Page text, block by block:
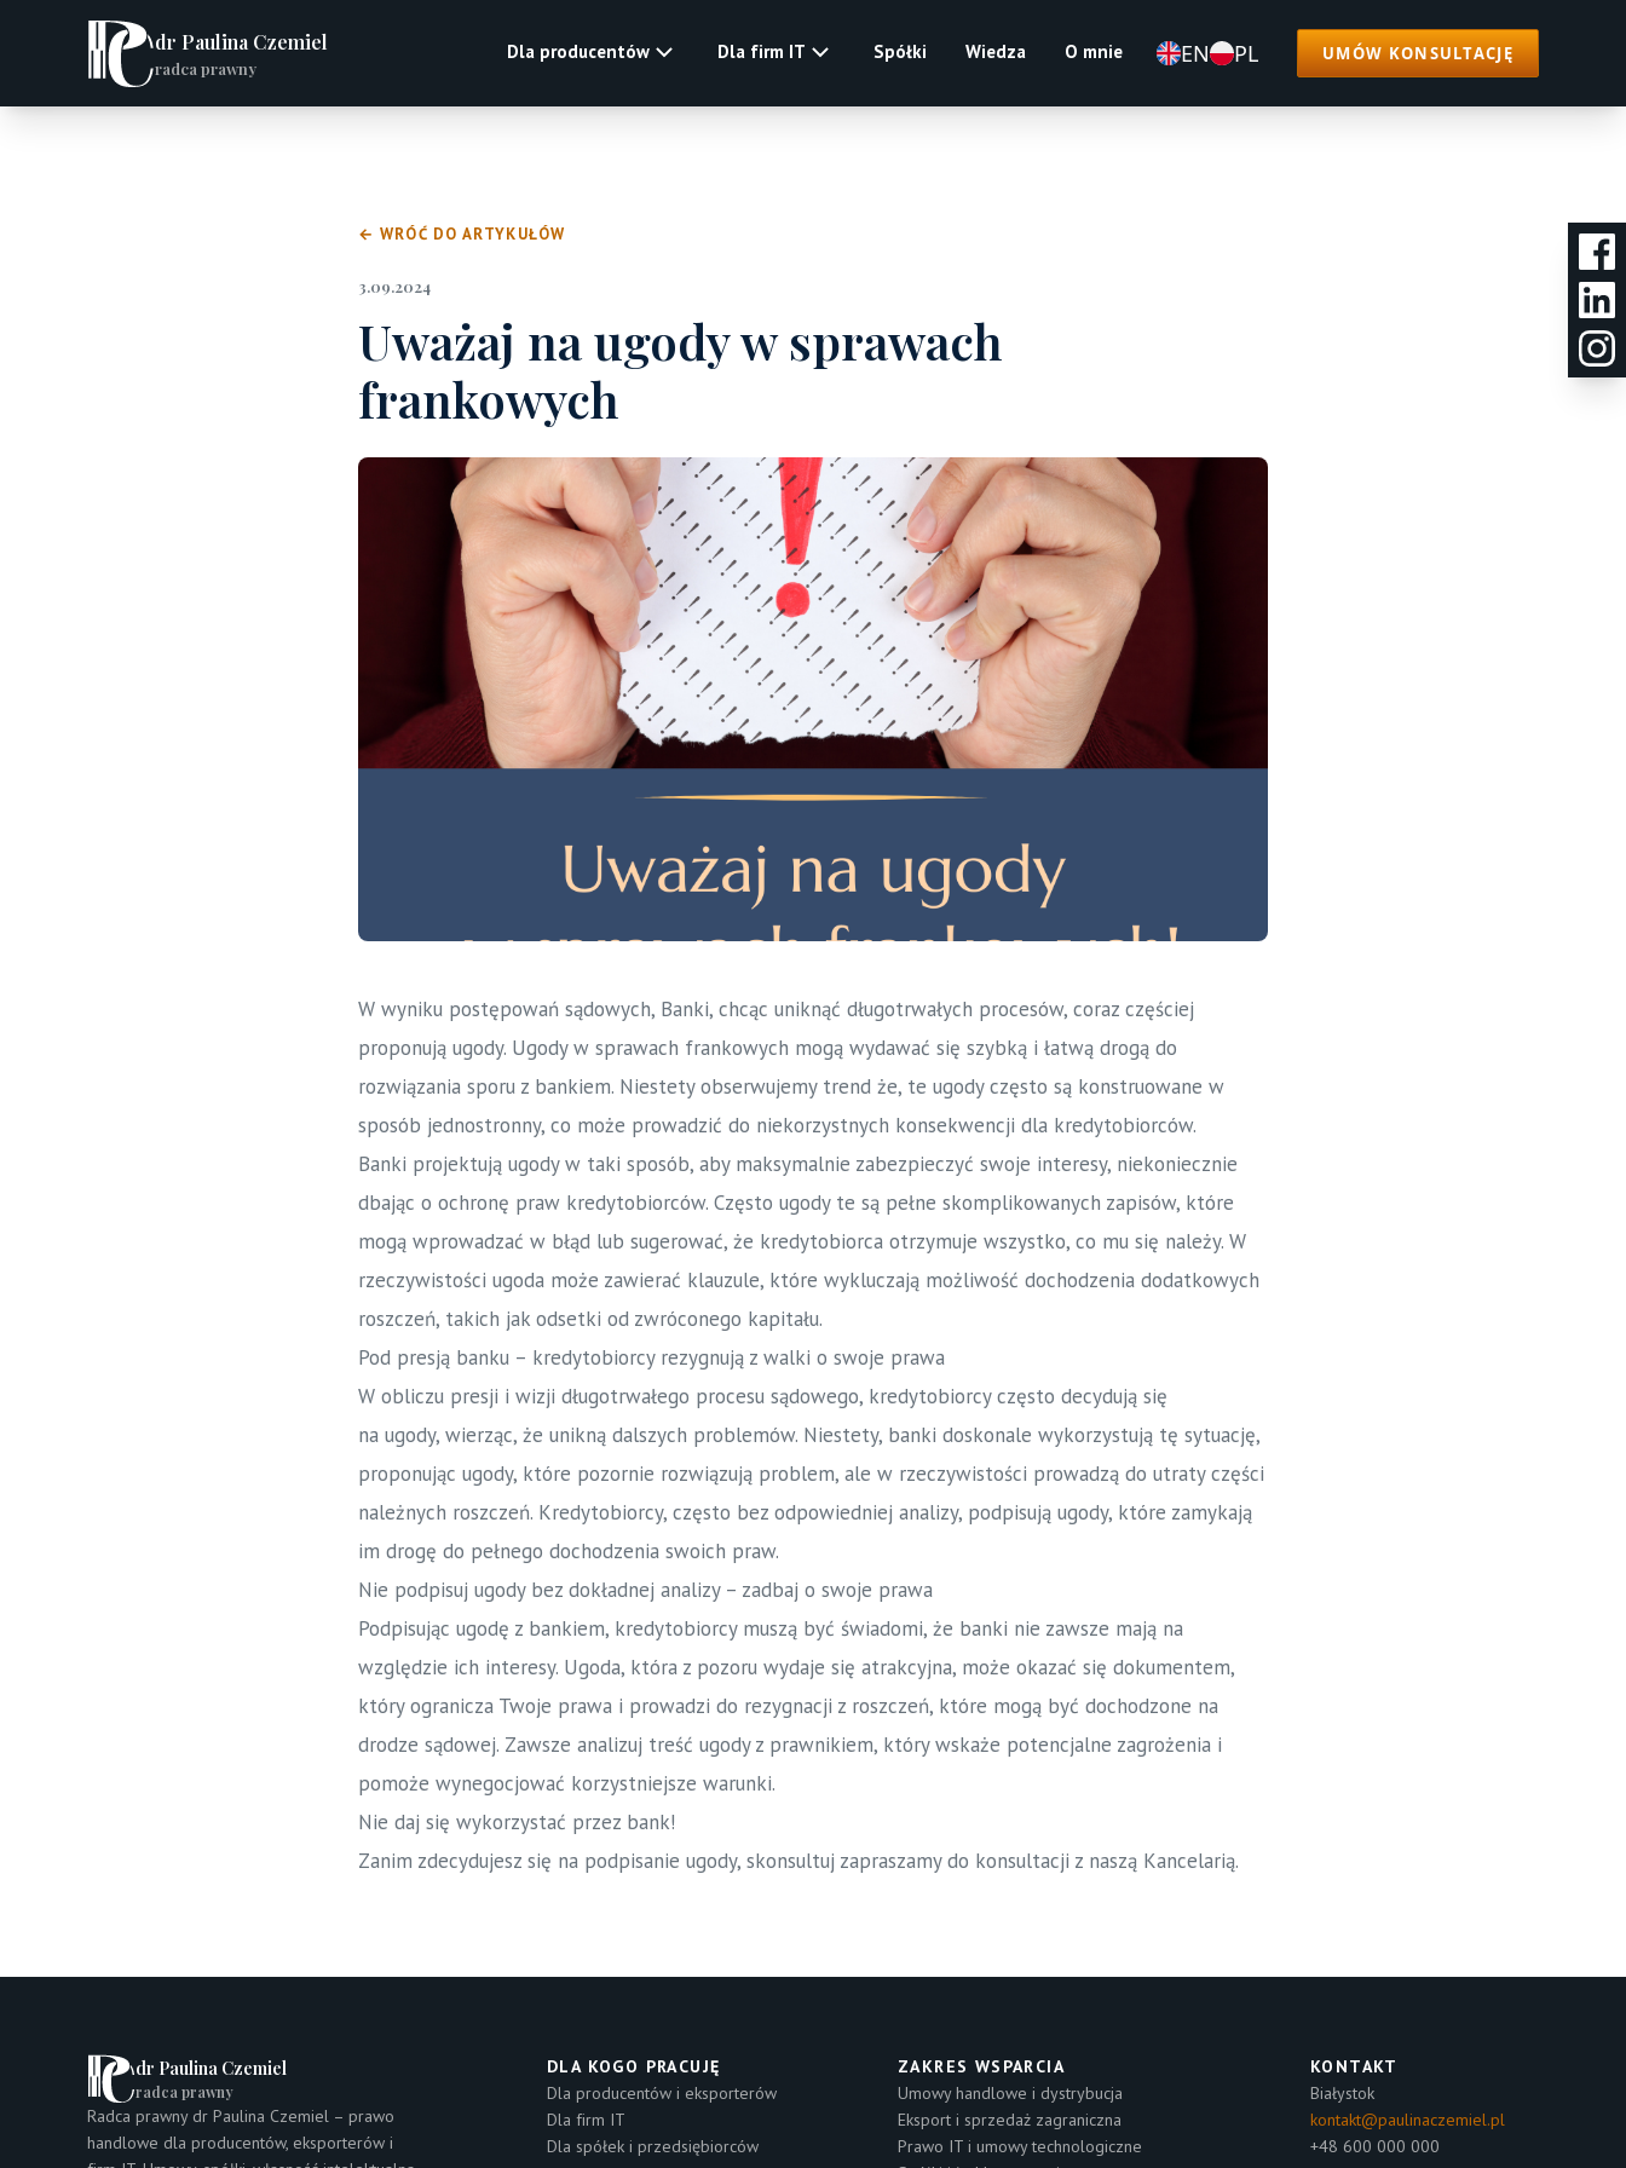
dr Paulina Czemiel
radca prawny
Dla producentów Dla firm IT Spółki Wiedza O mnie EN PL UMÓW KONSULTACJĘ
← WRÓĆ DO ARTYKUŁÓW
3.09.2024
Uważaj na ugody w sprawach
frankowych
W wyniku postępowań sądowych, Banki, chcąc uniknąć długotrwałych procesów, coraz częściej
proponują ugody. Ugody w sprawach frankowych mogą wydawać się szybką i łatwą drogą do
rozwiązania sporu z bankiem. Niestety obserwujemy trend że, te ugody często są konstruowane w
sposób jednostronny, co może prowadzić do niekorzystnych konsekwencji dla kredytobiorców.
Banki projektują ugody w taki sposób, aby maksymalnie zabezpieczyć swoje interesy, niekoniecznie
dbając o ochronę praw kredytobiorców. Często ugody te są pełne skomplikowanych zapisów, które
mogą wprowadzać w błąd lub sugerować, że kredytobiorca otrzymuje wszystko, co mu się należy. W
rzeczywistości ugoda może zawierać klauzule, które wykluczają możliwość dochodzenia dodatkowych
roszczeń, takich jak odsetki od zwróconego kapitału.
Pod presją banku – kredytobiorcy rezygnują z walki o swoje prawa
W obliczu presji i wizji długotrwałego procesu sądowego, kredytobiorcy często decydują się
na ugody, wierząc, że unikną dalszych problemów. Niestety, banki doskonale wykorzystują tę sytuację,
proponując ugody, które pozornie rozwiązują problem, ale w rzeczywistości prowadzą do utraty części
należnych roszczeń. Kredytobiorcy, często bez odpowiedniej analizy, podpisują ugody, które zamykają
im drogę do pełnego dochodzenia swoich praw.
Nie podpisuj ugody bez dokładnej analizy – zadbaj o swoje prawa
Podpisując ugodę z bankiem, kredytobiorcy muszą być świadomi, że banki nie zawsze mają na
względzie ich interesy. Ugoda, która z pozoru wydaje się atrakcyjna, może okazać się dokumentem,
który ogranicza Twoje prawa i prowadzi do rezygnacji z roszczeń, które mogą być dochodzone na
drodze sądowej. Zawsze analizuj treść ugody z prawnikiem, który wskaże potencjalne zagrożenia i
pomoże wynegocjować korzystniejsze warunki.
Nie daj się wykorzystać przez bank!
Zanim zdecydujesz się na podpisanie ugody, skonsultuj zapraszamy do konsultacji z naszą Kancelarią.
dr Paulina Czemiel
radca prawny
Radca prawny dr Paulina Czemiel – prawo
handlowe dla producentów, eksporterów i
DLA KOGO PRACUJĘ
Dla producentów i eksporterów
Dla firm IT
Dla spółek i przedsiębiorców
ZAKRES WSPARCIA
Umowy handlowe i dystrybucja
Eksport i sprzedaż zagraniczna
Prawo IT i umowy technologiczne
KONTAKT
Białystok
kontakt@paulinaczemiel.pl
+48 600 000 000